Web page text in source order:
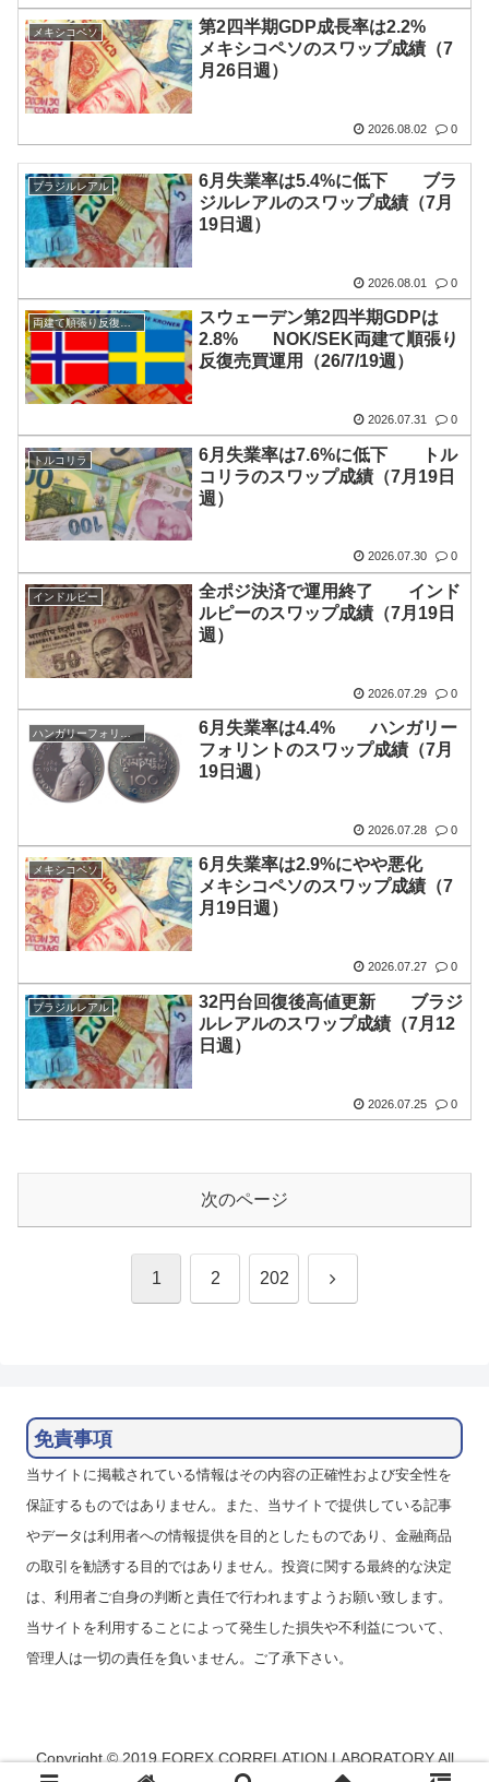
メキシコペソ
第2四半期GDP成長率は2.2%
メキシコペソのスワップ成績（7
月26日週）
2026.08.02 0
ブラジルレアル
6月失業率は5.4%に低下 ブラ
ジルレアルのスワップ成績（7月
19日週）
2026.08.01 0
両建て順張り反復売買
スウェーデン第2四半期GDPは
2.8% NOK/SEK両建て順張り
反復売買運用（26/7/19週）
2026.07.31 0
トルコリラ
6月失業率は7.6%に低下 トル
コリラのスワップ成績（7月19日
週）
2026.07.30 0
インドルピー
全ポジ決済で運用終了 インド
ルピーのスワップ成績（7月19日
週）
2026.07.29 0
ハンガリーフォリント
6月失業率は4.4% ハンガリー
フォリントのスワップ成績（7月
19日週）
2026.07.28 0
メキシコペソ
6月失業率は2.9%にやや悪化
メキシコペソのスワップ成績（7
月19日週）
2026.07.27 0
ブラジルレアル
32円台回復後高値更新 ブラジ
ルレアルのスワップ成績（7月12
日週）
2026.07.25 0
次のページ
1 2 202 次
免責事項
当サイトに掲載されている情報はその内容の正確性および安全性を
保証するものではありません。また、当サイトで提供している記事
やデータは利用者への情報提供を目的としたものであり、金融商品
の取引を勧誘する目的ではありません。投資に関する最終的な決定
は、利用者ご自身の判断と責任で行われますようお願い致します。
当サイトを利用することによって発生した損失や不利益について、
管理人は一切の責任を負いません。ご了承下さい。
Copyright © 2019 FOREX CORRELATION LABORATORY All